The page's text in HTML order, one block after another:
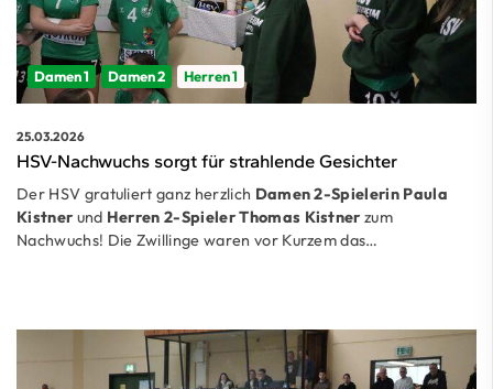
Damen 1 Damen 2 Herren 1
25.03.2026
HSV-Nachwuchs sorgt für strahlende Gesichter
Der HSV gratuliert ganz herzlich Damen 2-Spielerin Paula
Kistner und Herren 2-Spieler Thomas Kistner zum
Nachwuchs! Die Zwillinge waren vor Kurzem das…